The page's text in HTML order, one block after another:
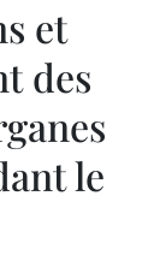
et
des
le